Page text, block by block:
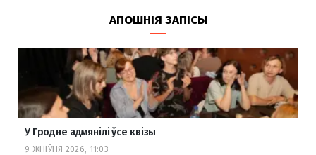
АПОШНІЯ ЗАПІСЫ
У Гродне адмянілі ўсе квізы
9 ЖНІЎНЯ 2026, 11:03